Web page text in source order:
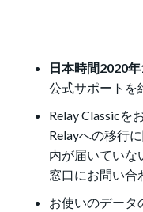
日本時間2020
公式サポートを
Relay Classicを
Relayへの移行
内が届いていな
窓口にお問い合
お使いのデータ